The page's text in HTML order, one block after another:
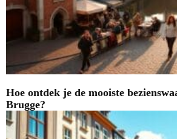
Hoe ontdek je de mooiste
Brugge?